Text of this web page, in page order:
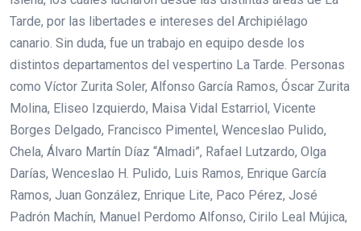
Tarde, por las libertades e intereses del Archipiélago
canario. Sin duda, fue un trabajo en equipo desde los
distintos departamentos del vespertino La Tarde. Personas
como Víctor Zurita Soler, Alfonso García Ramos, Óscar Zurita
Molina, Eliseo Izquierdo, Maisa Vidal Estarriol, Vicente
Borges Delgado, Francisco Pimentel, Wenceslao Pulido,
Chela, Álvaro Martín Díaz “Almadi”, Rafael Lutzardo, Olga
Darías, Wenceslao H. Pulido, Luis Ramos, Enrique García
Ramos, Juan González, Enrique Lite, Paco Pérez, José
Padrón Machín, Manuel Perdomo Alfonso, Cirilo Leal Mújica,